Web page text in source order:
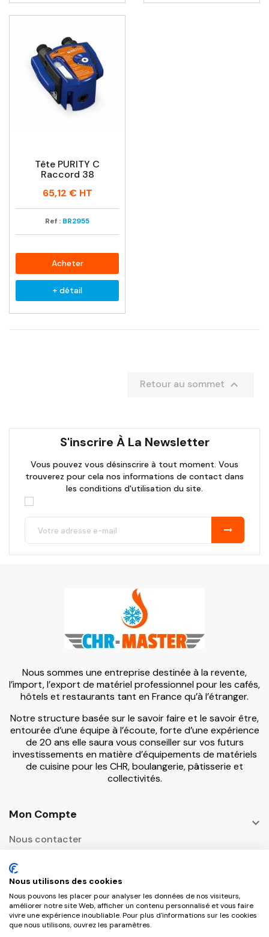
Tête PURITY C
Raccord 38
Prix
65,12 €HT
Ref : BR2955
Acheter
+ détail
Retour au sommet 
S'inscrire À La Newsletter
Vous pouvez vous désinscrire à tout moment. Vous
trouverez pour cela nos informations de contact dans
les conditions d'utilisation du site.
Nous sommes une entreprise destinée à la revente,
l’import, l’export de matériel professionnel pour les cafés,
hôtels et restaurants tant en France qu’à l’étranger.
Notre structure basée sur le savoir faire et le savoir être,
entourée d’une équipe à l’écoute, forte d’une expérience
de 20 ans elle saura vous conseiller sur vos futurs
investissements en matière d’équipements de matériels
de cuisine pour les CHR, boulangerie, pâtisserie et
collectivités.
Mon Compte

Nous contacter
Informations
Adresse Postale
Nous utilisons des cookies
Nous pouvons les placer pour analyser les données de nos visiteurs,
améliorer notre site Web, afficher un contenu personnalisé et vous faire
vivre une expérience inoubliable. Pour plus d'informations sur les cookies
que nous utilisons, ouvrez les paramètres.